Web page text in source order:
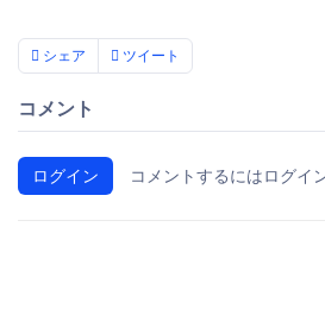
シェア ツイート
コメント
ログイン コメントするにはログイ